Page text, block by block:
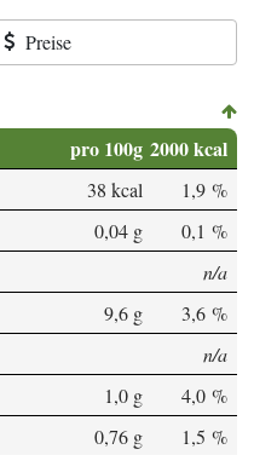
Preise
pro 100g 2000 kcal
38 kcal
1,9 %
0,04 g
0,1 %
n/a
9,6 g
3,6 %
n/a
1,0 g
4,0 %
0,76 g
1,5 %